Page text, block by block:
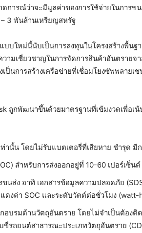
การณ์ว่าจะมีมูลค่าของการใช้จ่ายในการข
3 พันล้านเหรียญสหรัฐ
บใหม่นี้นับเป็นการลงทุนในโครงสร้างพื้นฐ
ามเชี่ยวชาญในการจัดการสินค้าอันตรายจ
ป็นการสร้างเครือข่ายที่เชื่อมโยงซัพพลาย
ถูกพัฒนาขึ้นด้วยมาตรฐานที่เข้มงวดเพื่อเ
านั้น โดยไม่รับแบตเตอรี่ที่เสียหาย ชำรุด มี
สำหรับการส่งออกอยู่ที่ 10-60 เปอร์เซ็นต์
ขนส่ง อาทิ เอกสารข้อมูลความปลอดภัย
ดงค่า SOC และระดับวัตต์ต่อชั่วโมง (watt-
อบรมด้านวัตถุอันตราย โดยไม่จำเป็นต้องติ
รถยนต์สาธารณะประเภทวัตถุอันตราย